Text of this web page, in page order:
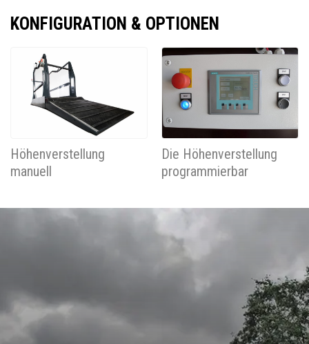
KONFIGURATION & OPTIONEN
Höhenverstellung
manuell
Die Höhenverstellung
programmierbar